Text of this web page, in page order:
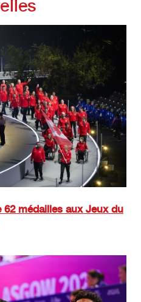
médailles aux Jeux du